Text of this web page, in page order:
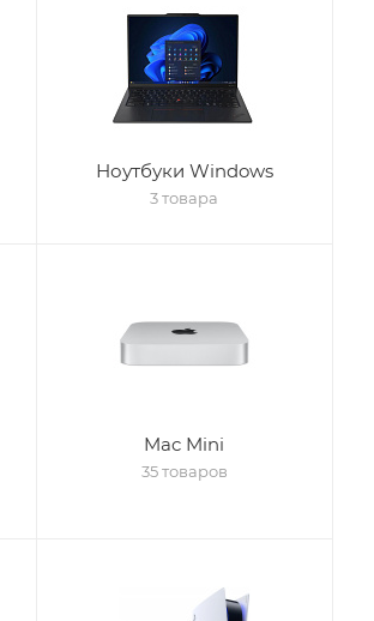
Ноутбуки Windows
3 товара
Mac Mini
35 товаров